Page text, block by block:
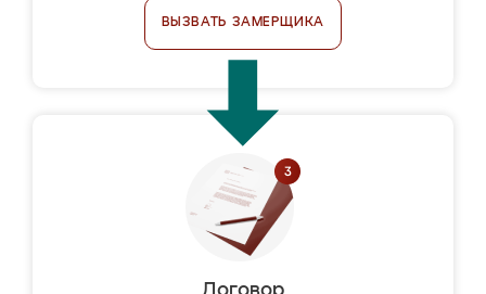
ВЫЗВАТЬ ЗАМЕРЩИКА